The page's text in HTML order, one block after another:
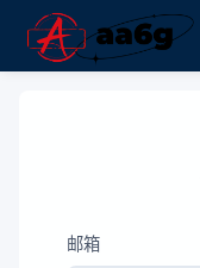
邮箱